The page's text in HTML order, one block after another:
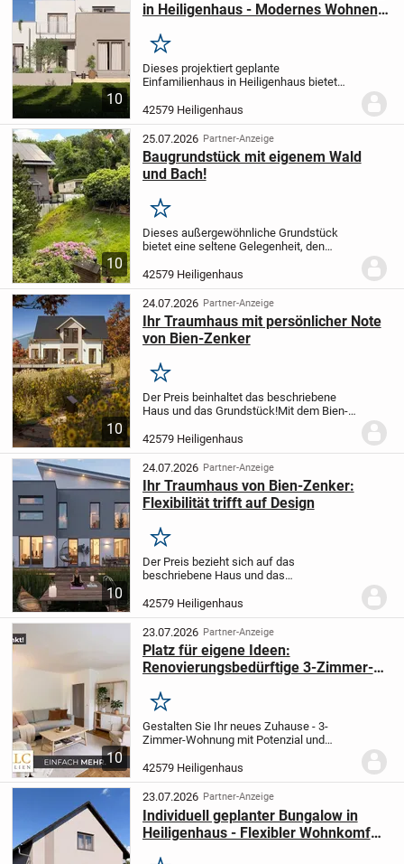
10
in Heiligenhaus - Modernes Wohnen
Merken
Dieses projektiert geplante
Einfamilienhaus in Heiligenhaus bietet
großzügigen Wohnfläche von 245,04 m²
ein komfortables Zuhause für die ganze
Familie. Auf einem 350 m²...
42579 Heiligenhaus
10
25.07.2026 Partner-Anzeige
Baugrundstück mit eigenem Wald
und Bach!
Merken
Dieses außergewöhnliche Grundstück
bietet eine seltene Gelegenheit, den
traumhafter Naturlage zu
verwirklichen.Das Grundstück besteht
aus zwei Flurstücken und...
42579 Heiligenhaus
10
24.07.2026 Partner-Anzeige
Ihr Traumhaus mit persönlicher Note
von Bien-Zenker
Merken
Der Preis beinhaltet das beschriebene
Haus und das Grundstück!Mit dem Bien-
EDITION 145 gelang Bien-Zenker der
Gewinn des Hausbau Design Awards
2023. Bien-Zenker...
42579 Heiligenhaus
10
24.07.2026 Partner-Anzeige
Ihr Traumhaus von Bien-Zenker:
Flexibilität trifft auf Design
Merken
Der Preis bezieht sich auf das
beschriebene Haus und das
Wuppertal: Bei unseren Musterhäusern ist
das CONCEPT-M 165 schon ein Klassiker.
An Aktualität hat es...
42579 Heiligenhaus
10
23.07.2026 Partner-Anzeige
Platz für eigene Ideen:
Renovierungsbedürftige 3-Zimmer-
Badezimmer
Merken
Gestalten Sie Ihr neues Zuhause - 3-
Zimmer-Wohnung mit Potenzial und
Zimmer-Wohnung im Erdgeschoss eines
gepflegten Mehrfamilienhauses in der
Lahnstraße 2 bietet...
42579 Heiligenhaus
23.07.2026 Partner-Anzeige
Individuell geplanter Bungalow in
Heiligenhaus - Flexibler Wohnkomfort